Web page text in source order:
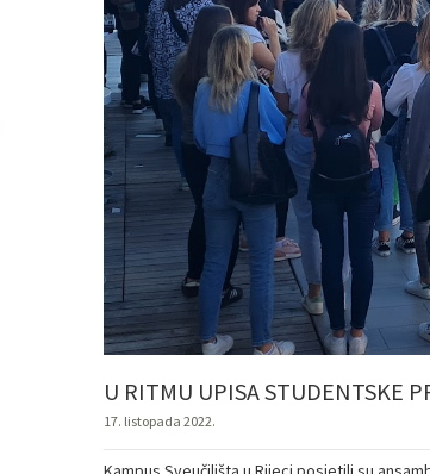
U RITMU UPISA STUDENTSKE
17. listopada 2022.